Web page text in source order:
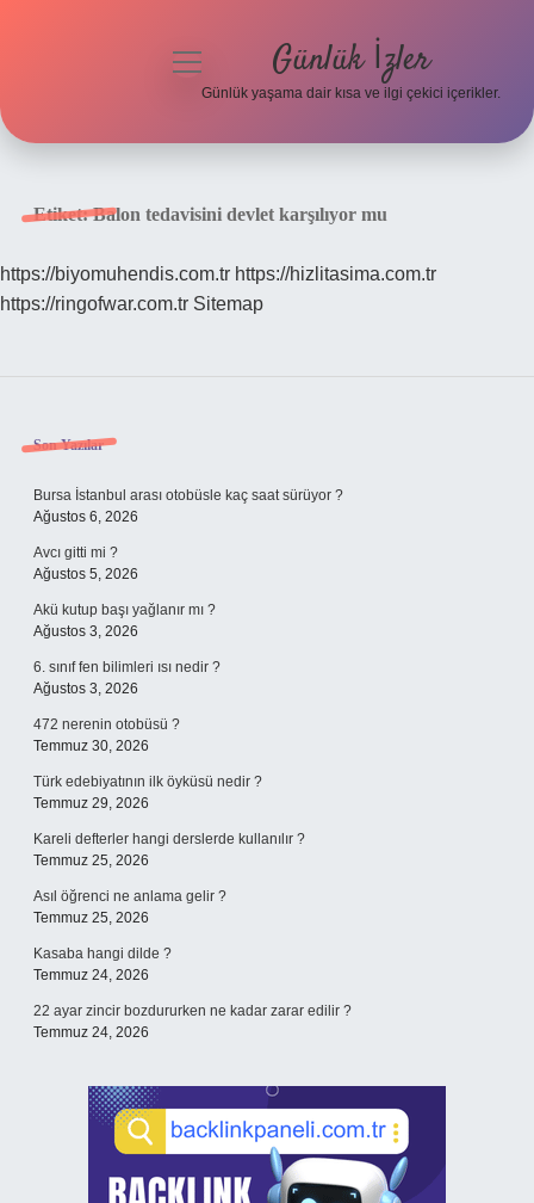
Hakkımızda
menüyü
Günlük İzler
Günlük yaşama dair kısa ve ilgi çekici içerikler.
Etiket:Balon tedavisini devlet karşılıyor mu
https://biyomuhendis.com.tr https://hizlitasima.com.tr
https://ringofwar.com.tr Sitemap
Sidebar
Son Yazılar
Bursa İstanbul arası otobüsle kaç saat sürüyor ?
Ağustos 6, 2026
Avcı gitti mi ?
Ağustos 5, 2026
Akü kutup başı yağlanır mı ?
Ağustos 3, 2026
6. sınıf fen bilimleri ısı nedir ?
Ağustos 3, 2026
472 nerenin otobüsü ?
Temmuz 30, 2026
Türk edebiyatının ilk öyküsü nedir ?
Temmuz 29, 2026
Kareli defterler hangi derslerde kullanılır ?
Temmuz 25, 2026
Asıl öğrenci ne anlama gelir ?
Temmuz 25, 2026
Kasaba hangi dilde ?
Temmuz 24, 2026
22 ayar zincir bozdururken ne kadar zarar edilir ?
Temmuz 24, 2026